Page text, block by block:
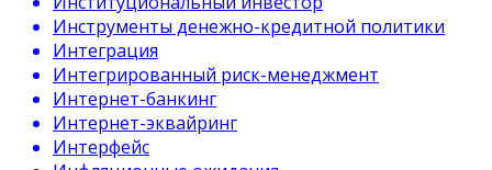
Инструменты денежно-кредитной политики
Интеграция
Интегрированный риск-менеджмент
Интернет-банкинг
Интернет-эквайринг
Интерфейс